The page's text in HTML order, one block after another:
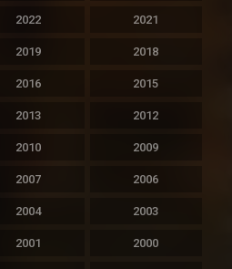
2022 2021
2019 2018
2016 2015
2013 2012
2010 2009
2007 2006
2004 2003
2001 2000